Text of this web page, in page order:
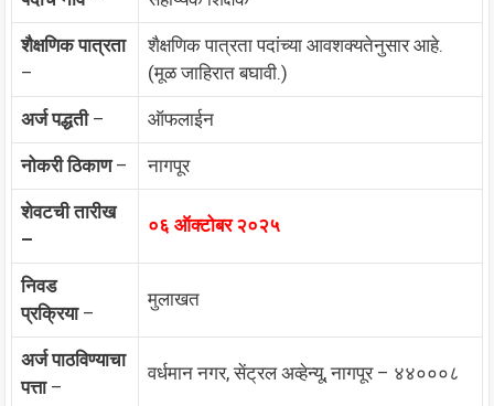
शैक्षणिक पात्रता
–
शैक्षणिक पात्रता पदांच्या आवशक्यतेनुसार आहे.
(मूळ जाहिरात बघावी.)
अर्ज पद्धती– ऑफलाईन
नोकरी ठिकाण– नागपूर
शेवटची तारीख
–
०६ ऑक्टोबर २०२५
निवड
प्रक्रिया–
मुलाखत
अर्ज पाठविण्याचा
पत्ता–
वर्धमान नगर, सेंट्रल अव्हेन्यू, नागपूर – ४४०००८